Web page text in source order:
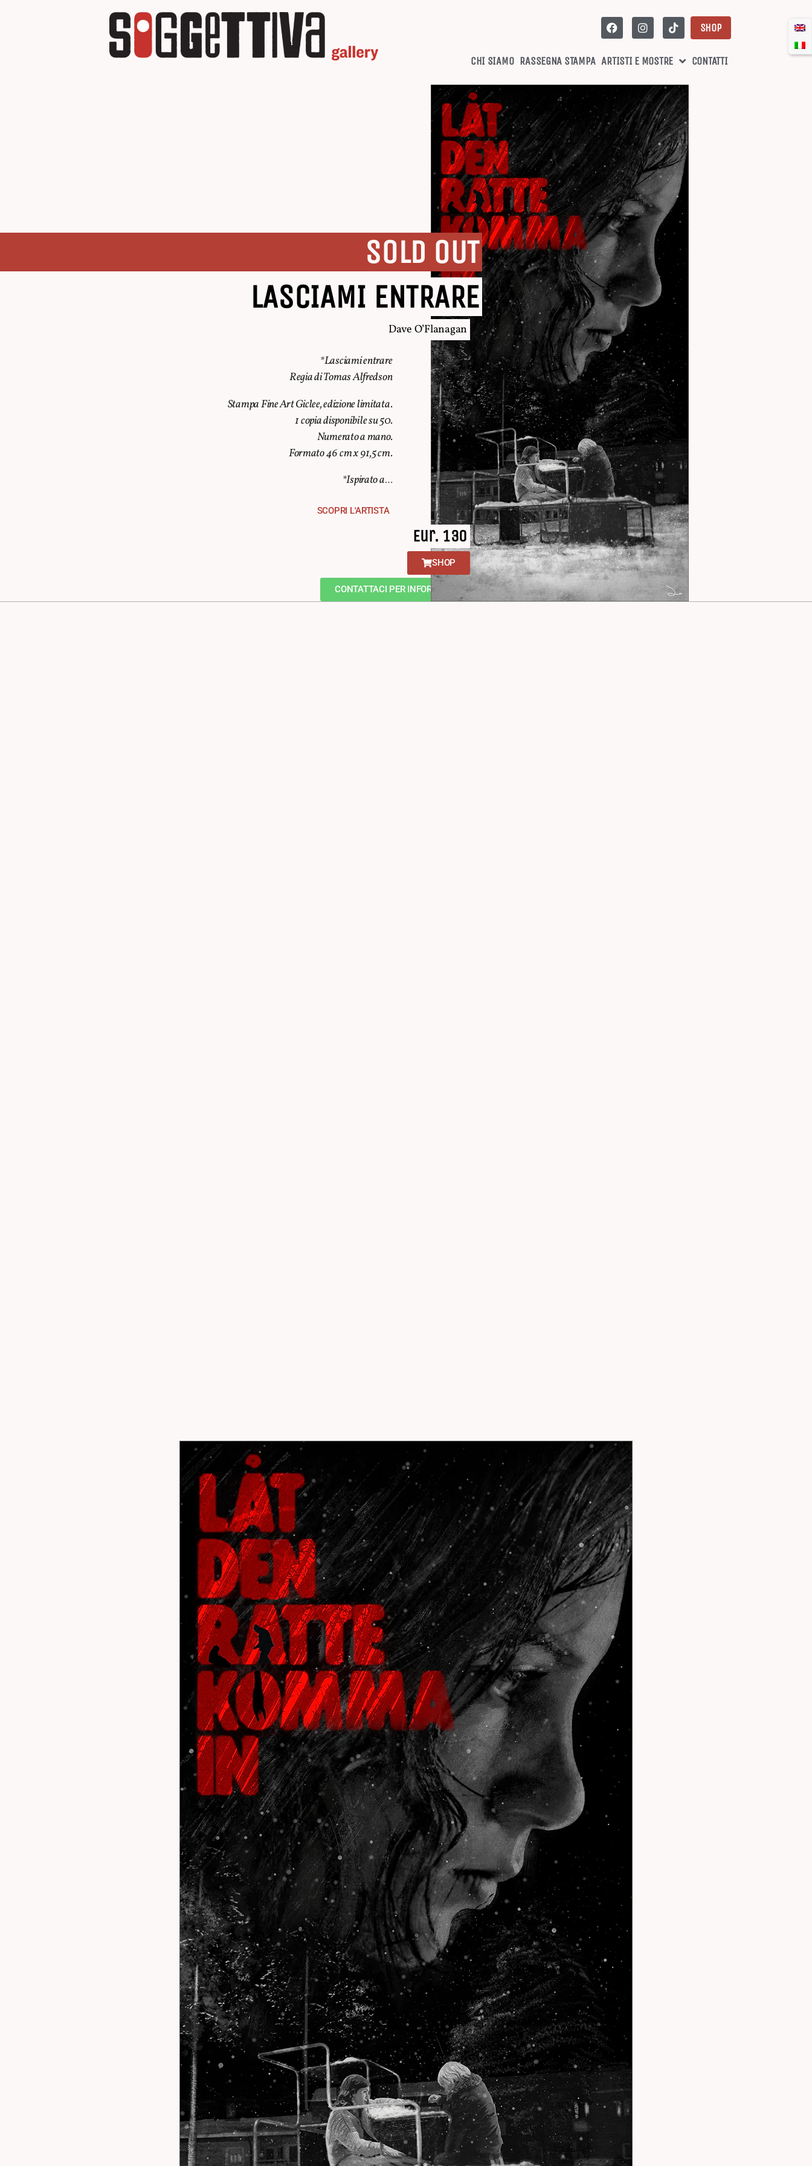
SHOP
CHI SIAMO RASSEGNA STAMPA ARTISTI E MOSTRE CONTATTI
SOLD OUT
LASCIAMI ENTRARE
Dave O’Flanagan
*Lasciami entrare
Regia di Tomas Alfredson
Stampa Fine Art Giclee, edizione limitata.
1 copia disponibile su 50.
Numerato a mano.
Formato 46 cm x 91,5 cm.
*Ispirato a…
SCOPRI L'ARTISTA
Eur. 130
SHOP
CONTATTACI PER INFORMAZIONI